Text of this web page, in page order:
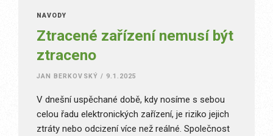
NÁVODY
Ztracené zařízení nemusí být
ztraceno
JAN BERKOVSKÝ / 9.1.2025
V dnešní uspěchané době, kdy nosíme s sebou
celou řadu elektronických zařízení, je riziko jejich
ztráty nebo odcizení více než reálné. Společnost